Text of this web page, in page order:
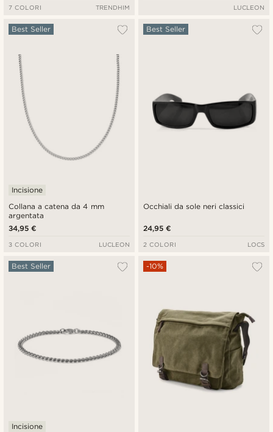
7 COLORI TRENDHIM LUCLEON
Collana a catena da 4 mm
argentata
Best Seller
Incisione
34,95 €
3 COLORI LUCLEON
Occhiali da sole neri classici
Best Seller
24,95 €
2 COLORI LOCS
Best Seller
Incisione
-10%